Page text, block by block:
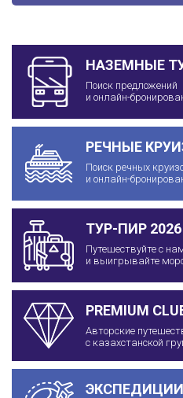
НАЗЕМНЫЕ
Поиск предложений
и онлайн-
РЕЧНЫЕ
Поиск речных
и онлайн-
ТУР-ПИР 2026
Путешествуйте с
и выигрывайте
PREMIUM
Авторские
с казахстанской
ЭКСПЕДИЦИИ